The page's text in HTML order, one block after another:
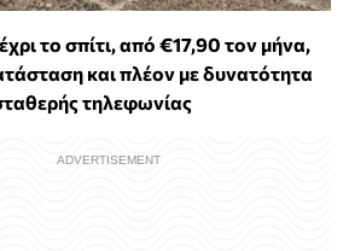
το σπίτι, από €17,90 τον μήνα,
και πλέον με δυνατότητα
τηλεφωνίας